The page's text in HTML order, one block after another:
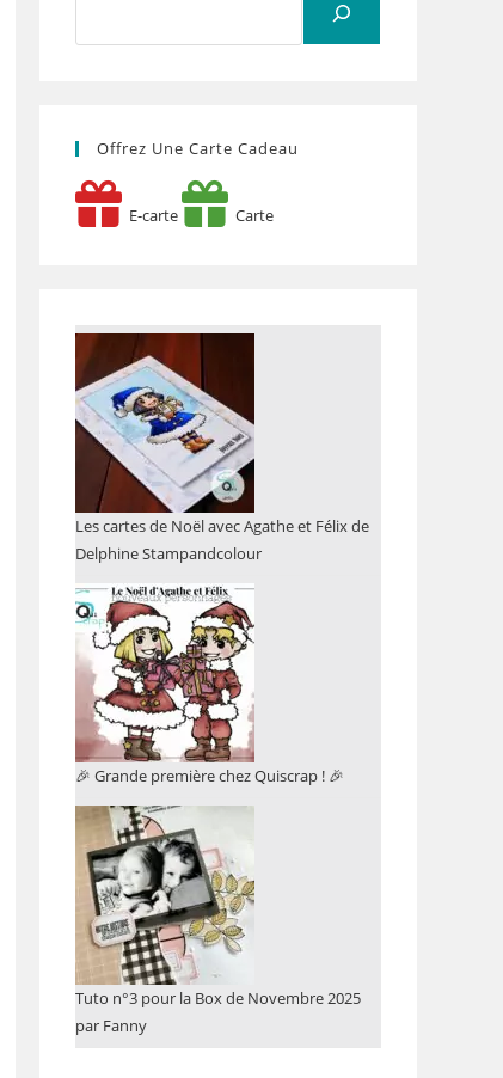
Offrez Une Carte Cadeau
E-carte Carte
Les cartes de Noël avec Agathe et Félix de
Delphine Stampandcolour
🎉 Grande première chez Quiscrap ! 🎉
Tuto n°3 pour la Box de Novembre 2025
par Fanny